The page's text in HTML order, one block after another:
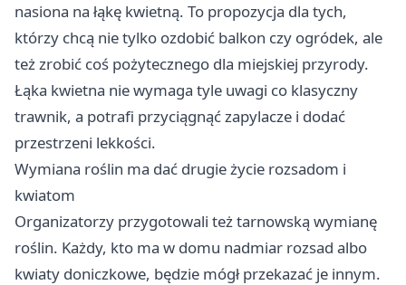
nasiona na łąkę kwietną. To propozycja dla tych,
którzy chcą nie tylko ozdobić balkon czy ogródek, ale
też zrobić coś pożytecznego dla miejskiej przyrody.
Łąka kwietna nie wymaga tyle uwagi co klasyczny
trawnik, a potrafi przyciągnąć zapylacze i dodać
przestrzeni lekkości.
Wymiana roślin ma dać drugie życie rozsadom i
kwiatom
Organizatorzy przygotowali też tarnowską wymianę
roślin. Każdy, kto ma w domu nadmiar rozsad albo
kwiaty doniczkowe, będzie mógł przekazać je innym.